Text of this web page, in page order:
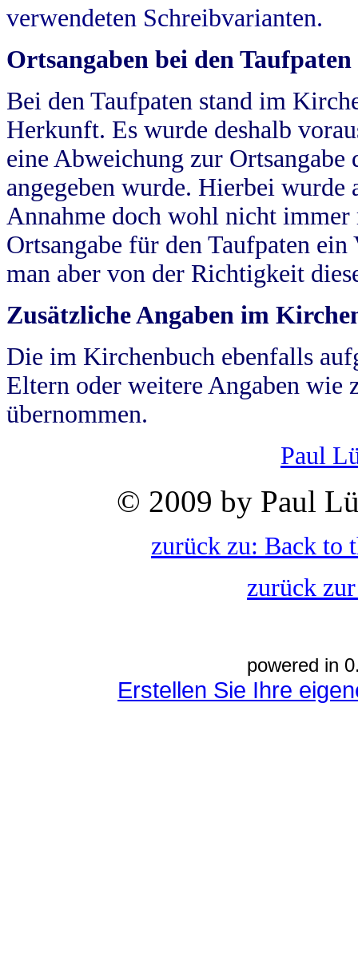
verwendeten Schreibvarianten.
Ortsangaben bei den Taufpaten
Bei den Taufpaten stand im
Herkunft. Es wurde deshalb
eine Abweichung zur
angegeben wurde. Hierbei wurde
Annahme doch wohl nicht
Ortsangabe für den Taufpaten
man aber von der Richtigkeit
Zusätzliche Angaben im
Die im Kirchenbuch ebenfalls
Eltern oder weitere Angaben wie
übernommen.
Paul
© 2009 by Paul
zurück zu: Back to
zurück
powered in
Erstellen Sie Ihre